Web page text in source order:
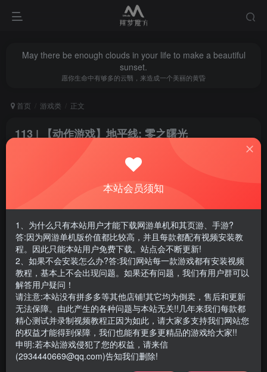
May there be enough clouds in your life to make a beautiful
sunset.
愿你生命中有够多的云翳，来造成一个美丽的黄昏
首页 游戏类 正文
113 | 【动作游戏】地平线: 零之曙光
游戏大小 ：53GB
不需要虚拟机
支持系统 win7、win10、win11
安装说明：解压之后，把英文文件夹
，打开文件夹，找到HorizonZeroDawn.exe 双击启动
本站会员须知
1、为什么只有本站用户才能下载网游单机和其页游、手游?
答:因为网游单机版价值都比较高，并且每款都配有视频安装教
程。因此只能本站用户免费下载。站点会不断更新!
2、如果不会安装怎么办?答:我们网站每一款游戏都有安装视频
教程，基本上不会出现问题。如果还有问题，我们有用户群可以
解答用户疑问！
请注意:本站没有拼多多等其他店铺!其它均为倒卖，售后和更新
无法保障。由此产生的各种问题与本站无关!!几年来我们每款都
精心测试并录制视频教程正因为如此，请大家多支持我们网站您
的权益才能得到保障，我们也能有更多更精品的游戏给大家!!
申明:若本站游戏侵犯了您的权益，请来信
(2934440669@qq.com)告知我们删除!